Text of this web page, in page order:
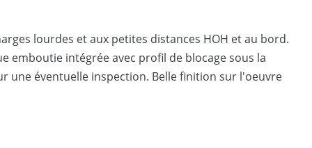
lourdes et aux petites distances HOH et au bord.
emboutie intégrée avec profil de blocage sous la
une éventuelle inspection. Belle finition sur l'oeuvre